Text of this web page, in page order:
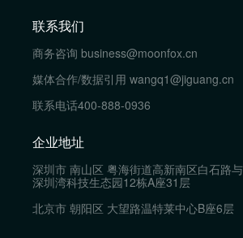
联系我们
商务咨询 business@moonfox.cn
媒体合作/数据引用 wangq1@jiguang.cn
联系电话400-888-0936
企业地址
深圳市 南山区 粤海街道高新南区白石路
深圳湾科技生态园12栋A座31层
北京市 朝阳区 大望路温特莱中心B座6层